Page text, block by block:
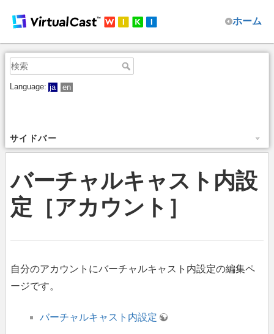
ホーム
Language: ja en
サイドバー
バーチャルキャスト内設
定［アカウント］
自分のアカウントにバーチャルキャスト内設定の編集ペ
ージです。
バーチャルキャスト内設定